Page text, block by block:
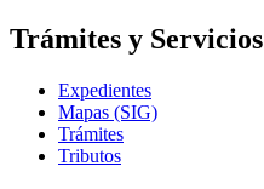
Trámites y Servicios
Expedientes
Mapas (SIG)
Trámites
Tributos